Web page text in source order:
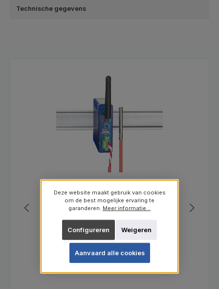
Technische gegevens
Productnummer:97701
Deze website maakt gebruik van cookies
om de best mogelijke ervaring te
garanderen. Meer informatie...
Weigeren
Configureren
Aanvaard alle cookies